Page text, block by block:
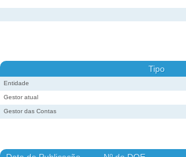
Tipo
Entidade
Gestor atual
Gestor das Contas